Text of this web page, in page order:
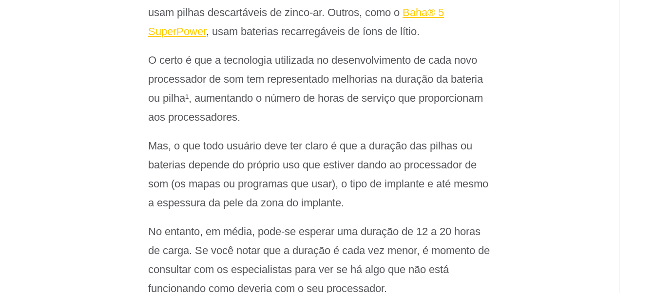
usam pilhas descartáveis de zinco-ar. Outros, como o Baha® 5
SuperPower, usam baterias recarregáveis de íons de lítio.
O certo é que a tecnologia utilizada no desenvolvimento de cada novo
processador de som tem representado melhorias na duração da bateria
ou pilha¹, aumentando o número de horas de serviço que proporcionam
aos processadores.
Mas, o que todo usuário deve ter claro é que a duração das pilhas ou
baterias depende do próprio uso que estiver dando ao processador de
som (os mapas ou programas que usar), o tipo de implante e até mesmo
a espessura da pele da zona do implante.
No entanto, em média, pode-se esperar uma duração de 12 a 20 horas
de carga. Se você notar que a duração é cada vez menor, é momento de
consultar com os especialistas para ver se há algo que não está
funcionando como deveria com o seu processador.